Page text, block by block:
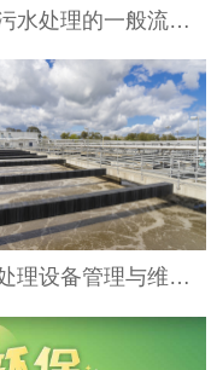
城市污水处理的一般流程及方法
污水处理设备管理与维护手册